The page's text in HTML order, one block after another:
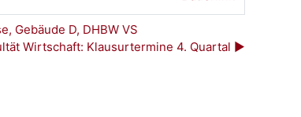
Gebäude D, DHBW VS
Wirtschaft: Klausurtermine 4. Quartal ▶︎